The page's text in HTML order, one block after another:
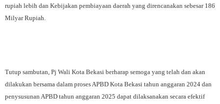
rupiah lebih dan Kebijakan pembiayaan daerah yang direncanakan sebesar 186
Milyar Rupiah.
Tutup sambutan, Pj Wali Kota Bekasi berharap semoga yang telah dan akan
dilakukan bersama dalam proses APBD Kota Bekasi tahun anggaran 2024 dan
penysusunan APBD tahun anggaran 2025 dapat dilaksanakan secara efektif